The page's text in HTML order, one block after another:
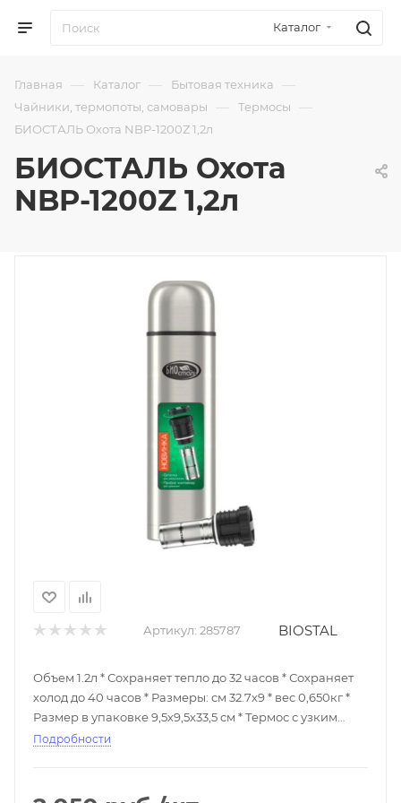
Каталог
Главная — Каталог — Бытовая техника —
Чайники, термопоты, самовары — Термосы —
БИОСТАЛЬ Охота NBP-1200Z 1,2л
БИОСТАЛЬ Охота
NBP-1200Z 1,2л
Артикул: 285787 BIOSTAL
Объем 1.2л * Сохраняет тепло до 32 часов * Сохраняет
холод до 40 часов * Размеры: см 32.7х9 * вес 0,650кг *
Размер в упаковке 9,5х9,5х33,5 см * Термос с узким
горлом относится к серии «ОХОТА» премиум-класса.
удобным ситечком для заваривания из
Подробности